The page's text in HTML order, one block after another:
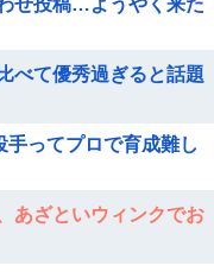
せ投稿…ようやく来た
べて優秀過ぎると話題
ってプロで育成難し
あざといウィンクでお